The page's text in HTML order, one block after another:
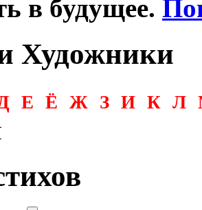
в будущее.
Художники
Е Ё Ж З И К Л